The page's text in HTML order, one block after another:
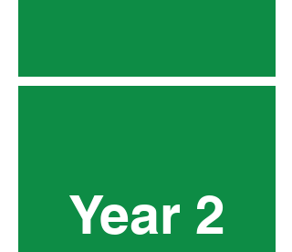
Year 2